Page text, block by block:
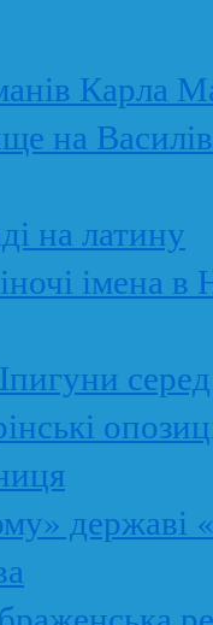
Карла
на
на латину
імена
державі «